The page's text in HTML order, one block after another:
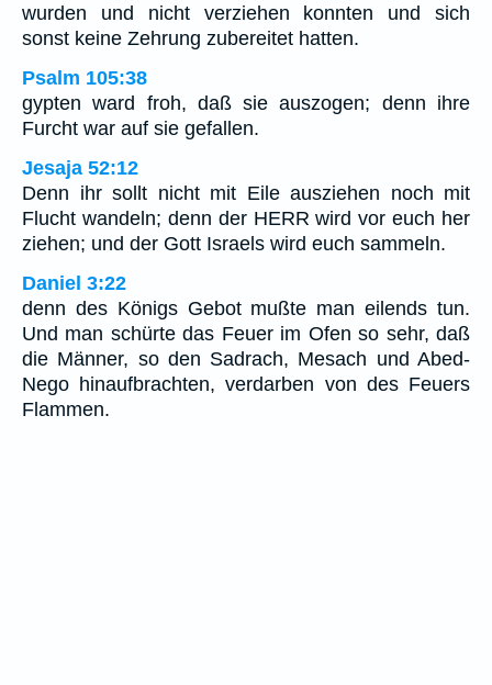
wurden und nicht verziehen konnten und sich
sonst keine Zehrung zubereitet hatten.
Psalm 105:38
gypten ward froh, daß sie auszogen; denn ihre
Furcht war auf sie gefallen.
Jesaja 52:12
Denn ihr sollt nicht mit Eile ausziehen noch mit
Flucht wandeln; denn der HERR wird vor euch her
ziehen; und der Gott Israels wird euch sammeln.
Daniel 3:22
denn des Königs Gebot mußte man eilends tun.
Und man schürte das Feuer im Ofen so sehr, daß
die Männer, so den Sadrach, Mesach und Abed-
Nego hinaufbrachten, verdarben von des Feuers
Flammen.